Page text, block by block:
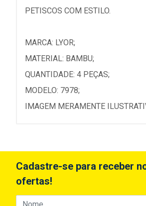
PETISCOS COM ESTILO.
MARCA: LYOR;
MATERIAL: BAMBU;
QUANTIDADE: 4 PEÇAS;
MODELO: 7978;
IMAGEM MERAMENTE
Cadastre-se para receber
ofertas!